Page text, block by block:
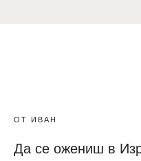
ОТ ИВАН
Да се ожениш в